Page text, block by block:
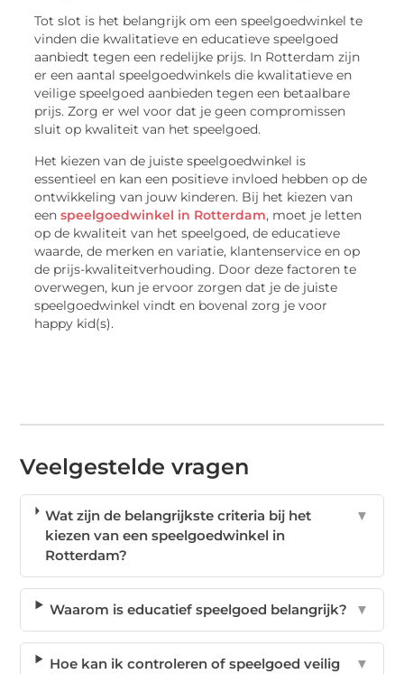
Tot slot is het belangrijk om een speelgoedwinkel te
vinden die kwalitatieve en educatieve speelgoed
aanbiedt tegen een redelijke prijs. In Rotterdam zijn
er een aantal speelgoedwinkels die kwalitatieve en
veilige speelgoed aanbieden tegen een betaalbare
prijs. Zorg er wel voor dat je geen compromissen
sluit op kwaliteit van het speelgoed.
Het kiezen van de juiste speelgoedwinkel is
essentieel en kan een positieve invloed hebben op de
ontwikkeling van jouw kinderen. Bij het kiezen van
eenspeelgoedwinkel in Rotterdam, moet je letten
op de kwaliteit van het speelgoed, de educatieve
waarde, de merken en variatie, klantenservice en op
de prijs-kwaliteitverhouding. Door deze factoren te
overwegen, kun je ervoor zorgen dat je de juiste
speelgoedwinkel vindt en bovenal zorg je voor
happy kid(s).
Veelgestelde vragen
Wat zijn de belangrijkste criteria bij het
kiezen van een speelgoedwinkel in
Rotterdam?
▼
Waarom is educatief speelgoed belangrijk? ▼
Hoe kan ik controleren of speelgoed veilig
▼